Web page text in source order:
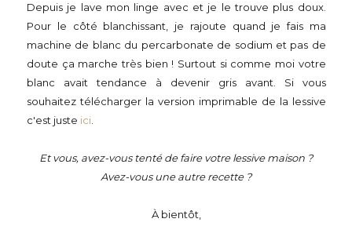
Depuis je lave mon linge avec et je le trouve plus doux.
Pour le côté blanchissant, je rajoute quand je fais ma
machine de blanc du percarbonate de sodium et pas de
doute ça marche très bien ! Surtout si comme moi votre
blanc avait tendance à devenir gris avant. Si vous
souhaitez télécharger la version imprimable de la lessive
c'est juste ici
Et vous, avez-vous tenté de faire votre lessive maison ?
Avez-vous une autre recette ?
À bientôt,